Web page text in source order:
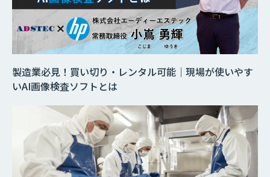
製造業必見！買い切り・レンタル可能｜現場が使いやす
いAI画像検査ソフトとは